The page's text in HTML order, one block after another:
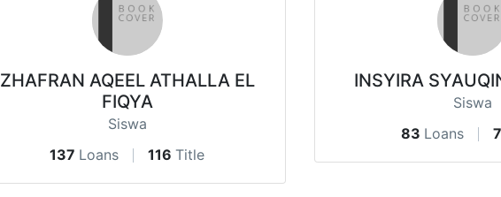
ZHAFRAN AQEEL ATHALLA EL
FIQYA
Siswa
137 Loans 116 Title
INSYIRA
Siswa
83 Loans